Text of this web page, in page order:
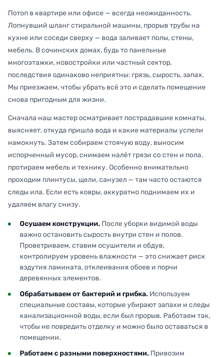
Потоп в квартире или офисе — всегда неожиданность.
Лопнувший шланг стиральной машины, прорыв трубы на
кухне или соседи сверху — вода заливает полы, стены,
мебель. В сочинских домах, будь то панельные
многоэтажки, новостройки или частный сектор,
последствия одинаково неприятны: грязь, сырость, запах.
Мы приезжаем, чтобы убрать всё это и сделать помещение
снова пригодным для жизни.
Сначала наш мастер осматривает пострадавшие комнаты,
выясняет, откуда пришла вода и какие материалы успели
намокнуть. Затем собираем стоячую воду, выносим
испорченный мусор, снимаем налёт грязи со стен и пола,
протираем мебель и технику. Особенно внимательно
проходим плинтусы, щели, санузел — там часто остаются
следы ила. Если есть ковры, аккуратно поднимаем их и
удаляем влагу снизу.
Осушаем конструкции. После уборки видимой воды
важно остановить сырость внутри стен и полов.
Проветриваем, ставим осушители и обдув,
контролируем уровень влажности — это снижает риск
вздутия ламината, отклеивания обоев и порчи
деревянных элементов.
Обрабатываем от бактерий и грибка. Используем
специальные составы, которые убирают запахи и следы
канализационной воды, если был прорыв. Работаем так,
чтобы не повредить отделку и можно было оставаться в
помещении.
Работаем с разными поверхностями. Привозим